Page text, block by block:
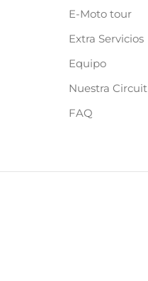
E-Moto tour
Extra Servicios
Equipo
Nuestra Circuit
FAQ